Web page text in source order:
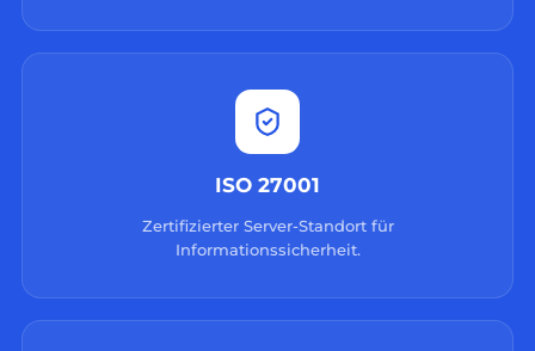
ISO 27001
Zertifizierter Server-Standort für
Informationssicherheit.